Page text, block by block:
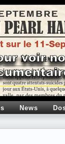
News